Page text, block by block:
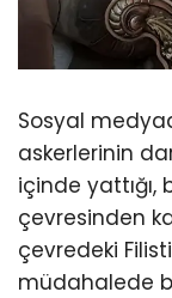
Sosyal
askerlerinin
içinde yattığı,
çevresinden
çevredeki
müdahalede